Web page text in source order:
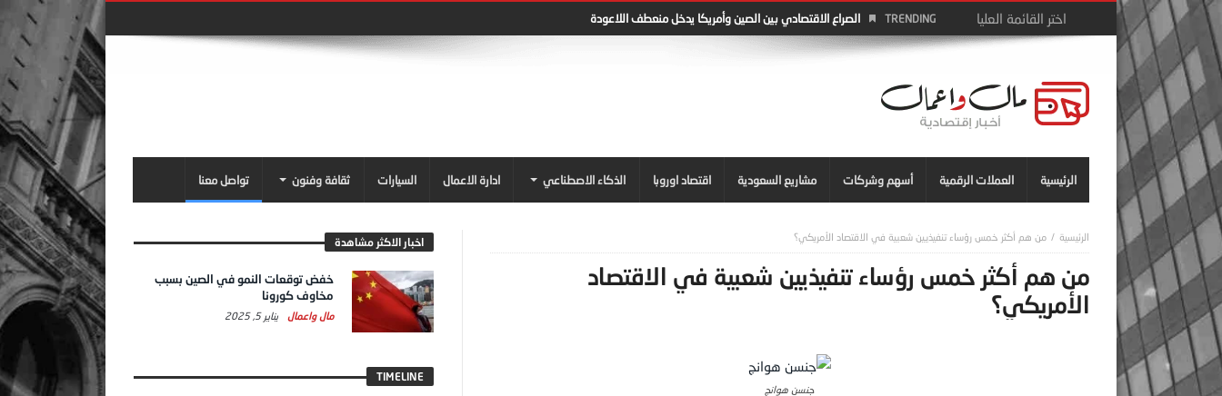
TRENDING الصراع الاقتصادي بين الصين وأمريكا يدخل منعطف اللاعودة
الرئيسية العملات الرقمية أسهم وشركات مشاريع السعودية اقتصاد اوروبا الذكاء الاصطناعي ادارة الاعمال السيارات ثقافة وفنون تواصل معنا
من هم أكثر خمس رؤساء تنفيذيين شعبية في الاقتصاد الأمريكي؟
من هم أكثر خمس رؤساء تنفيذيين شعبية في الاقتصاد
الأمريكي؟
جنسن هوانج
اخبار الاكثر مشاهدة
خفض توقعات النمو في الصين بسبب
مخاوف كورونا
مال واعمال يناير 5, 2025
TIMELINE